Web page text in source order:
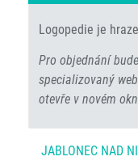
Logopedie je
Pro objednání
specializovaný
otevře v novém
JABLONEC NAD